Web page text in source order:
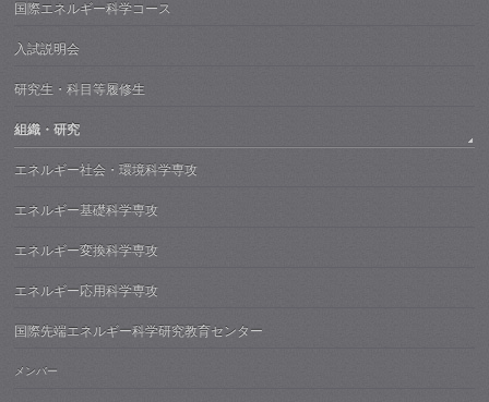
国際エネルギー科学コース
入試説明会
研究生・科目等履修生
組織・研究
エネルギー社会・環境科学専攻
エネルギー基礎科学専攻
エネルギー変換科学専攻
エネルギー応用科学専攻
国際先端エネルギー科学研究教育センター
メンバー